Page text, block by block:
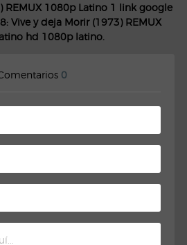
REMUX 1080p Latino 1 link google
Vive y deja Morir (1973) REMUX
hd 1080p latino.
0